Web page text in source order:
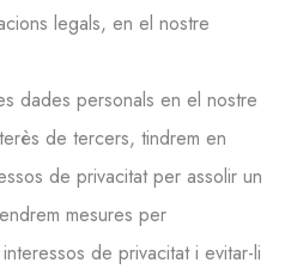
legals, en el nostre
dades personals en el nostre
de tercers, tindrem en
de privacitat per assolir un
mesures per
de privacitat i evitar-li